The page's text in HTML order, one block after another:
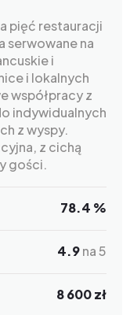
pięć restauracji
serwowane na
i
i lokalnych
współpracy z
indywidualnych
z wyspy.
z cichą
gości.
78.4 %
4.9na 5
8 600 zł